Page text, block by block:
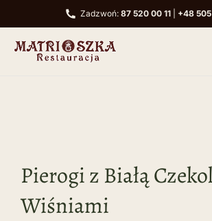
Zadzwoń: 87 520 00 11 +48 505
Pierogi z Białą
Wiśniami